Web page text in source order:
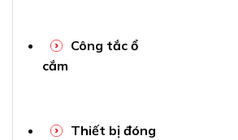
Công tắc ổ
cắm
Thiết bị đóng